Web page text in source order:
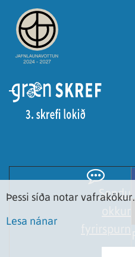
Sendu
Þessi síða notar vafrakökur.
Lesa nánar